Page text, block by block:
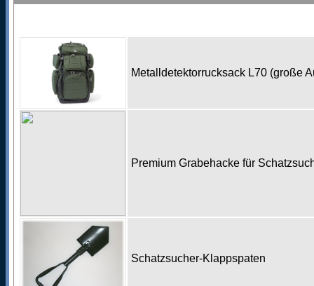
Metalldetektorrucksack L70 (große
Premium Grabehacke für
Schatzsucher-Klappspaten